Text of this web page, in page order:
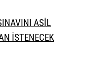
ASİL
İSTENECEK